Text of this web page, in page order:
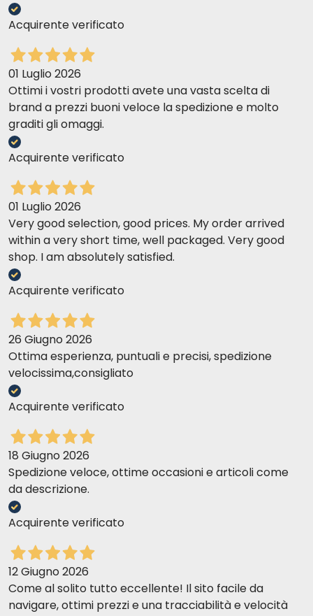
Acquirente verificato
01 Luglio 2026
Ottimi i vostri prodotti avete una vasta scelta di
brand a prezzi buoni veloce la spedizione e molto
graditi gli omaggi.
Acquirente verificato
01 Luglio 2026
Very good selection, good prices. My order arrived
within a very short time, well packaged. Very good
shop. I am absolutely satisfied.
Acquirente verificato
26 Giugno 2026
Ottima esperienza, puntuali e precisi, spedizione
velocissima,consigliato
Acquirente verificato
18 Giugno 2026
Spedizione veloce, ottime occasioni e articoli come
da descrizione.
Acquirente verificato
12 Giugno 2026
Come al solito tutto eccellente! Il sito facile da
navigare, ottimi prezzi e una tracciabilità e velocità